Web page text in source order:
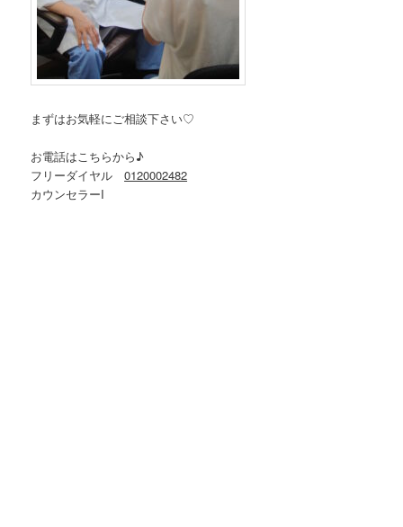
まずはお気軽にご相談下さい♡
お電話はこちらから♪
フリーダイヤル0120002482
カウンセラーI